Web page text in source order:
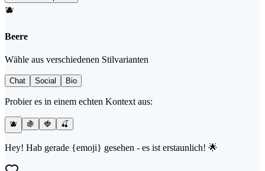
🫐
Beere
Wähle aus verschiedenen Stilvarianten
Chat Social Bio
Probier es in einem echten Kontext aus:
🫐 🍇 🍓 🍒
Hey! Hab gerade {emoji} gesehen - es ist erstaunlich! 🌟